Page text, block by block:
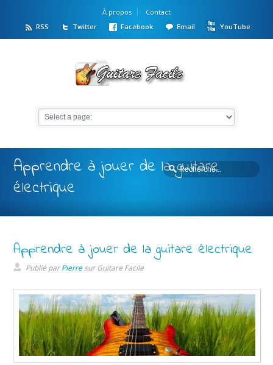
À propos
Contact
RSS
Twitter Facebook Email YouTube
Apprendre à jouer de la guitare
électrique
Apprendre à jouer de la guitare électrique
Publié parPierresurGuitare Facile